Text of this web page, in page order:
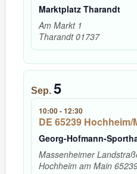
Marktplatz Tharandt
Am Markt 1
Tharandt01737
Sep. 5
10:00-12:30
DE 65239 Hochheim/
Georg-Hofmann-
Massenheimer
Hochheim am Main